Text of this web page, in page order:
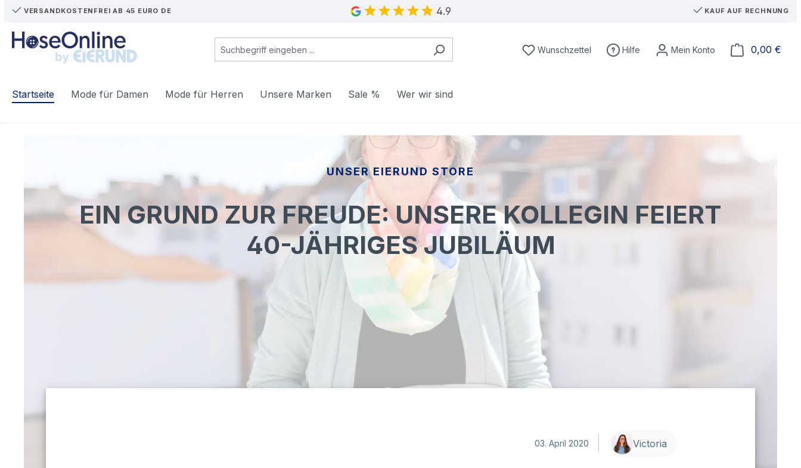
Hauptinhalt springen
Zur Suche springen
Zur Hauptnavigation springen
VERSANDKOSTENFREI AB 45 EURO DE 4.9 KAUF AUF RECHNUNG
Du hast 0 Produkte auf dem Merkzettel
Wunschzettel Hilfe 0,00 €
Startseite Mode für Damen Mode für Herren Unsere Marken Sale % Wer wir sind
UNSER EIERUND STORE
EIN GRUND ZUR FREUDE: UNSERE KOLLEGIN FEIERT
40-JÄHRIGES JUBILÄUM
03. April 2020 Victoria